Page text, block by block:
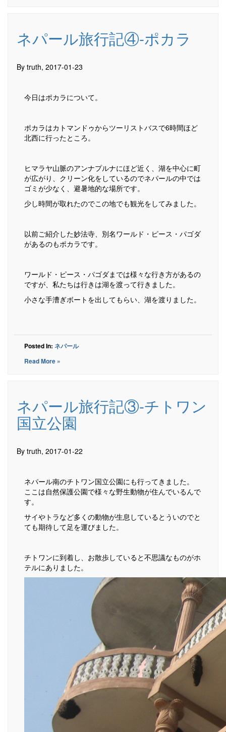
ネパール旅行記④-ポカラ
By truth, 2017-01-23
今日はポカラについて。
ポカラはカトマンドゥからツーリストバスで6時間ほど
北西に行ったところ。
ヒマラヤ山脈のアンナプルナにほど近く、湖を中心に町
が広がり、クリーン化をしているのでネパールの中では
ゴミが少なく、避暑地的な場所です。
少し時間が取れたのでこの地でも観光をしてみました。
以前ご紹介した妙法寺、別名ワールド・ピース・パゴダ
があるのもポカラです。
ワールド・ピース・パゴダまでは様々な行き方があるの
ですが、私たちは行きは湖を渡って行きました。
小さな手漕ぎボートを出してもらい、湖を渡りました。
Posted In: ネパール
Read More »
ネパール旅行記③-チトワン
国立公園
By truth, 2017-01-22
ネパール南のチトワン国立公園にも行ってきました。
ここは自然保護公園で様々な野生動物が住んでいるんで
す。
サイやトラなど多くの動物が生息しているとういのでと
ても期待して足を運びました。
チトワンに到着し、お散歩していると不思議なものがホ
テルにありました。